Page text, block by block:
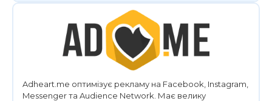
Adheart.me оптимізує рекламу на Facebook, Instagram,
Messenger та Audience Network. Має велику